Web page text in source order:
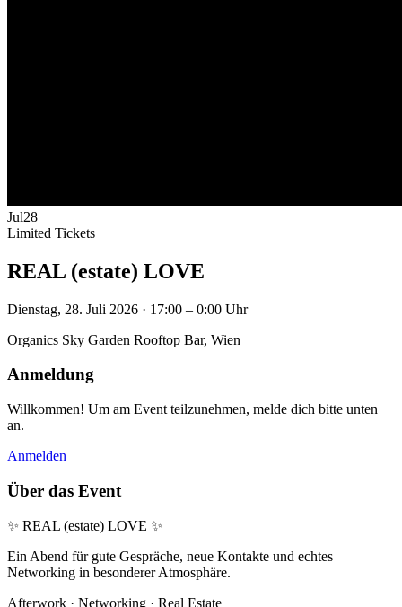
Jul28
Limited Tickets
REAL (estate) LOVE
Dienstag, 28. Juli 2026 · 17:00 – 0:00 Uhr
Organics Sky Garden Rooftop Bar, Wien
Anmeldung
Willkommen! Um am Event teilzunehmen, melde dich bitte unten
an.
Anmelden
Über das Event
✨ REAL (estate) LOVE ✨
Ein Abend für gute Gespräche, neue Kontakte und echtes
Networking in besonderer Atmosphäre.
Afterwork · Networking · Real Estate